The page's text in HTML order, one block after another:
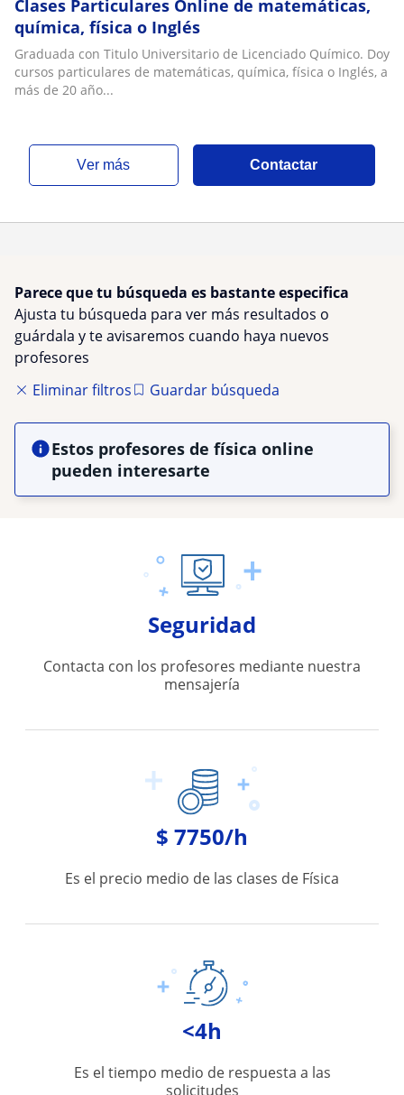
Clases Particulares Online de matemáticas,
química, física o Inglés
Graduada con Titulo Universitario de Licenciado Químico. Doy
cursos particulares de matemáticas, química, física o Inglés, a
más de 20 año...
ver más Contactar
Parece que tu búsqueda es bastante especifica
Ajusta tu búsqueda para ver más resultados o
guárdala y te avisaremos cuando haya nuevos
profesores
Eliminar filtros
Guardar búsqueda
Estos profesores de física online
pueden interesarte
Seguridad
Contacta con los profesores mediante nuestra
mensajería
$ 7750/h
Es el precio medio de las clases de Física
<4h
Es el tiempo medio de respuesta a las
solicitudes